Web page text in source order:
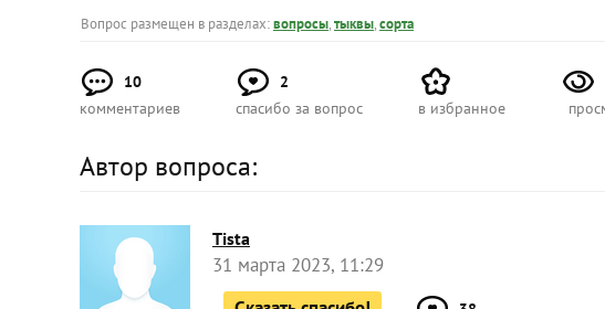
Вопрос размещен в разделах:вопросы,тыквы,сорта
10
комментариев
2
спасибо за вопрос
в избранное
Автор вопроса:
Tista
31 марта 2023, 11:29